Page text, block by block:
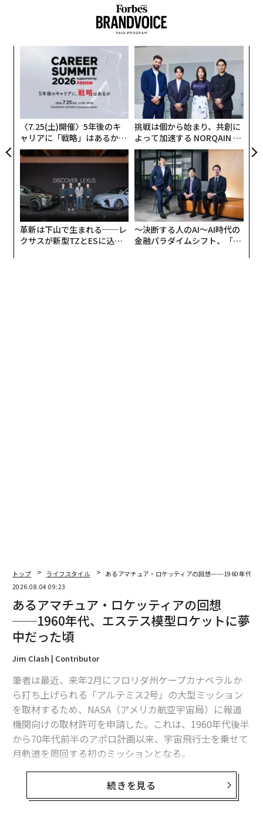
キャリアを重ねて収入が増えた女性が、婚活市場で不利
になるわけではないということになる。
世帯年収1000万円超が新たな標準
成婚カップルの世帯年収を見ると、その変化はさらに鮮
実を重ねると、どちらか一方の収入だけで世帯年収1000
万円に届かせるのは容易ではない。二人の収入を合算し
て初めて到達できる水準が成婚の標準になりつつあると
いうことは、結婚が一人の稼ぎへの依存から、双方が経
済力を持ち寄る形へと移行しつつあることを示唆してい
る。
次ページ ＞ 年収公開が成婚率を分ける
1 2
文＝池田美樹
2026年9月号発売中
〈7.25(土)開催〉5年後のキ
ャリアに「戦略」はあるか。
トップエグゼクティブのキャ
リアに触れる1日│CAREER S
挑戦は個から始まり、共創に
よって加速する NORQAIN JA
PAN 特別座談会
革新は下山で生まれる──レ
クサスが新型TZとESに込め
〜決断する人のAI〜AI時代の
金融パラダイムシフト、「超
トップ ライフスタイル
あるアマチュア・ロケッティアの回想──1960年代、
2026.08.04 09:23
あるアマチュア・ロケッティアの回想
──1960年代、エステス模型ロケットに夢
中だった頃
Jim Clash | Contributor
筆者は最近、来年2月にフロリダ州ケープカナベラルか
ら打ち上げられる「アルテミス2号」の大型ミッション
を取材するため、NASA（アメリカ航空宇宙局）に報道
機関向けの取材許可を申請した。これは、1960年代後半
から70年代前半のアポロ計画以来、宇宙飛行士を乗せて
月軌道を周回する初のミッションとなる。
申請書に記入しながら、筆者はメリーランド州ローレル
で過ごした子供時代のことや、模型ロケットメーカーで
続きを見る